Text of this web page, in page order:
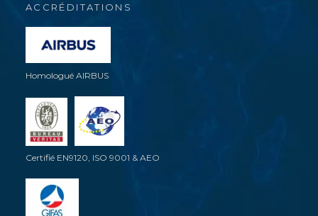
ACCRÉDITATIONS
Homologué AIRBUS
Certifié EN9120, ISO 9001 & AEO